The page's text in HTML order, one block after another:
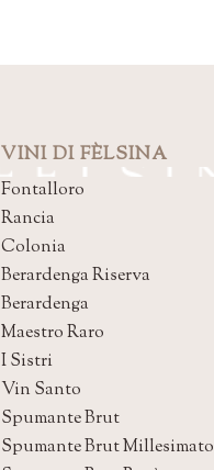
VINI DI FÈLSINA
Fontalloro
Rancia
Colonia
Berardenga Riserva
Berardenga
Maestro Raro
I Sistri
Vin Santo
Spumante Brut
Spumante Brut Millesimato